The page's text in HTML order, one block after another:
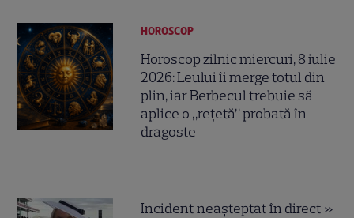
HOROSCOP
Horoscop zilnic miercuri, 8 iulie
2026: Leului îi merge totul din
plin, iar Berbecul trebuie să
aplice o „rețetă” probată în
dragoste
Incident neașteptat în direct »